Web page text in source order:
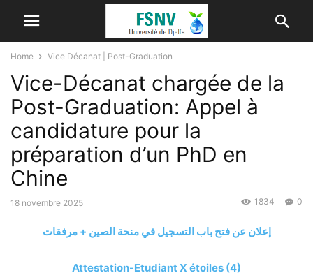
Home Vice Décanat | Post-Graduation
Vice-Décanat chargée de la
Post-Graduation: Appel à
candidature pour la
préparation d’un PhD en
Chine
18 novembre 2025 0
1834
إعلان عن فتح باب التسجيل في منحة الصين + مرفقات
Attestation-Etudiant X étoiles (4)